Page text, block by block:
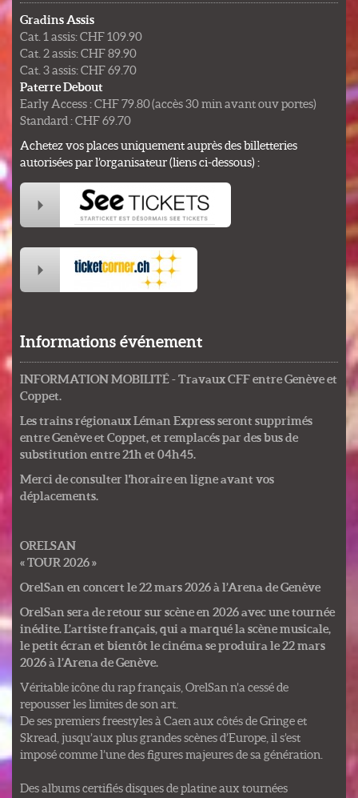
Gradins Assis
Cat. 1 assis: CHF 109.90
Cat. 2 assis: CHF 89.90
Cat. 3 assis: CHF 69.70
Paterre Debout
Early Access : CHF 79.80 (accès 30 min avant ouv portes)
Standard : CHF 69.70
Achetez vos places uniquement auprès des billetteries
autorisées par l’organisateur (liens ci-dessous) :
Informations événement
INFORMATION MOBILITÉ - Travaux CFF entre Genève et
Coppet.
Les trains régionaux Léman Express seront supprimés
entre Genève et Coppet, et remplacés par des bus de
substitution entre 21h et 04h45.
Merci de consulter l'horaire en ligne avant vos
déplacements.
ORELSAN
« TOUR 2026 »
OrelSan en concert le 22 mars 2026 à l’Arena de Genève
OrelSan sera de retour sur scène en 2026 avec une tournée
inédite. L’artiste français, qui a marqué la scène musicale,
le petit écran et bientôt le cinéma se produira le 22 mars
2026 à l’Arena de Genève.
Véritable icône du rap français, OrelSan n’a cessé de
repousser les limites de son art.
De ses premiers freestyles à Caen aux côtés de Gringe et
Skread, jusqu’aux plus grandes scènes d’Europe, il s’est
imposé comme l’une des figures majeures de sa génération.
Des albums certifiés disques de platine aux tournées